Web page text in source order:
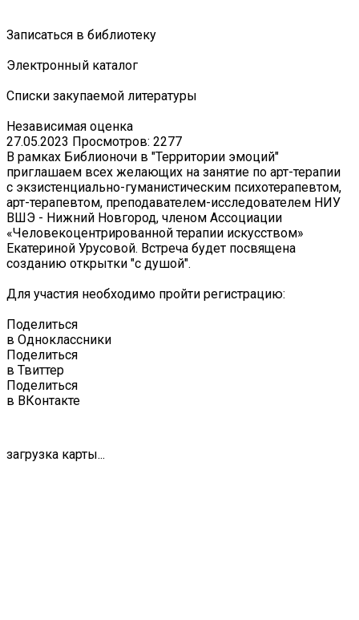
Записаться в библиотеку
Электронный каталог
Списки закупаемой литературы
Независимая оценка
27.05.2023 Просмотров: 2277
В рамках Библионочи в "Территории эмоций"
приглашаем всех желающих на занятие по арт-терапии
с экзистенциально-гуманистическим психотерапевтом,
арт-терапевтом, преподавателем-исследователем НИУ
ВШЭ - Нижний Новгород, членом Ассоциации
«Человекоцентрированной терапии искусством»
Екатериной Урусовой. Встреча будет посвящена
созданию открытки "с душой".
Для участия необходимо пройти регистрацию:
Поделиться
в Одноклассники
Поделиться
в Твиттер
Поделиться
в ВКонтакте
загрузка карты...